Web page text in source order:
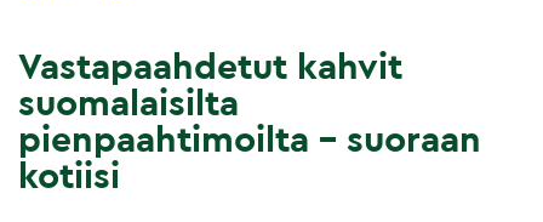
Vastapaahdetut kahvit
suomalaisilta
pienpaahtimoilta – suoraan
kotiisi